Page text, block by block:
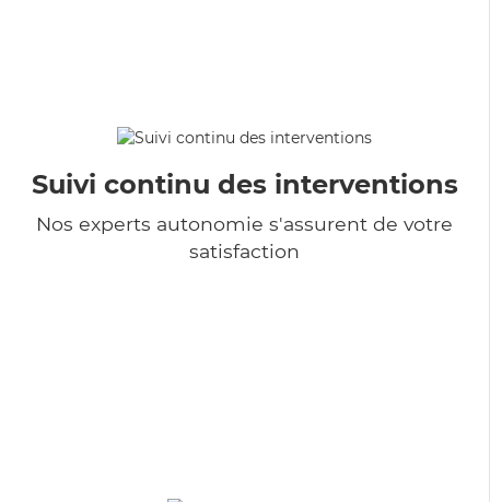
Suivi continu des interventions
Nos experts autonomie s'assurent de votre
satisfaction